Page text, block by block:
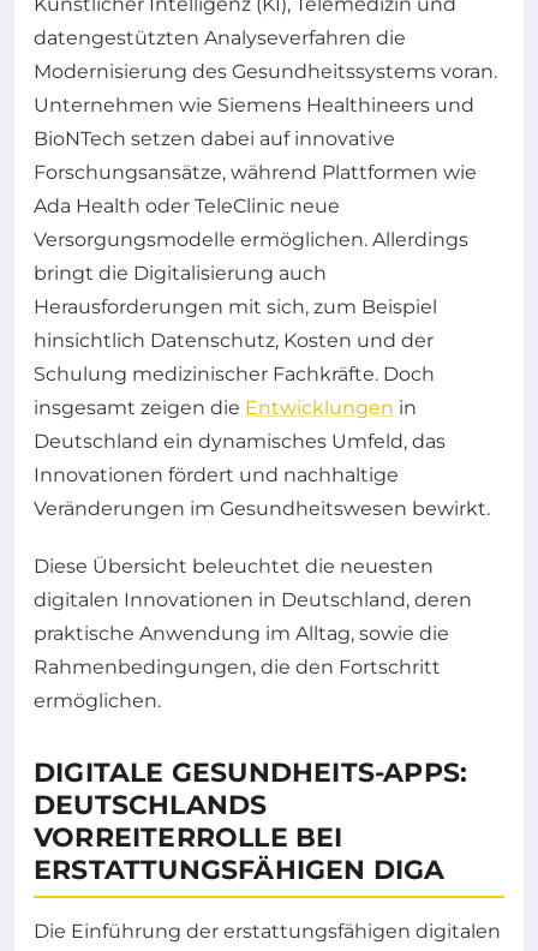
datengestützten Analyseverfahren die
Modernisierung des Gesundheitssystems voran.
Unternehmen wie Siemens Healthineers und
BioNTech setzen dabei auf innovative
Forschungsansätze, während Plattformen wie
Ada Health oder TeleClinic neue
Versorgungsmodelle ermöglichen. Allerdings
bringt die Digitalisierung auch
Herausforderungen mit sich, zum Beispiel
hinsichtlich Datenschutz, Kosten und der
Schulung medizinischer Fachkräfte. Doch
insgesamt zeigen die Entwicklungen in
Deutschland ein dynamisches Umfeld, das
Innovationen fördert und nachhaltige
Veränderungen im Gesundheitswesen bewirkt.
Diese Übersicht beleuchtet die neuesten
digitalen Innovationen in Deutschland, deren
praktische Anwendung im Alltag, sowie die
Rahmenbedingungen, die den Fortschritt
ermöglichen.
DIGITALE GESUNDHEITS-APPS:
DEUTSCHLANDS
VORREITERROLLE BEI
ERSTATTUNGSFÄHIGEN DIGA
Die Einführung der erstattungsfähigen digitalen